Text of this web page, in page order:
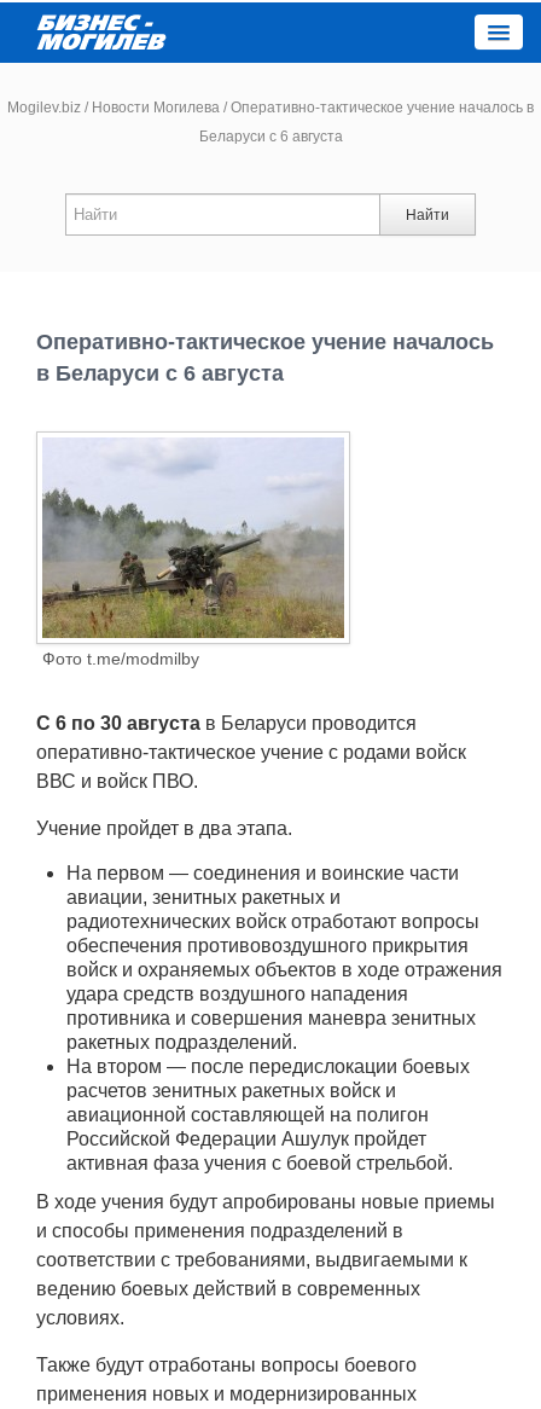
Новости
Работа
Афиша
Объявления
Транспорт
Погода
Еще
Mogilev.biz / Новости Могилева /Оперативно-тактическое учение началось в
Беларуси с 6 августа
Найти
Оперативно-тактическое учение началось
в Беларуси с 6 августа
Фото t.me/modmilby
С 6 по 30 августа в Беларуси проводится
оперативно-тактическое учение с родами войск
ВВС и войск ПВО.
Учение пройдет в два этапа.
На первом — соединения и воинские части
авиации, зенитных ракетных и
радиотехнических войск отработают вопросы
обеспечения противовоздушного прикрытия
войск и охраняемых объектов в ходе отражения
удара средств воздушного нападения
противника и совершения маневра зенитных
ракетных подразделений.
На втором — после передислокации боевых
расчетов зенитных ракетных войск и
авиационной составляющей на полигон
Российской Федерации Ашулук пройдет
активная фаза учения с боевой стрельбой.
В ходе учения будут апробированы новые приемы
и способы применения подразделений в
соответствии с требованиями, выдвигаемыми к
ведению боевых действий в современных
условиях.
Также будут отработаны вопросы боевого
применения новых и модернизированных